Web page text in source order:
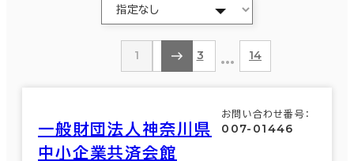
1 2 3 … 14
一般財団法人神奈川県
中小企業共済会館
お問い合わせ番号：
007-01446